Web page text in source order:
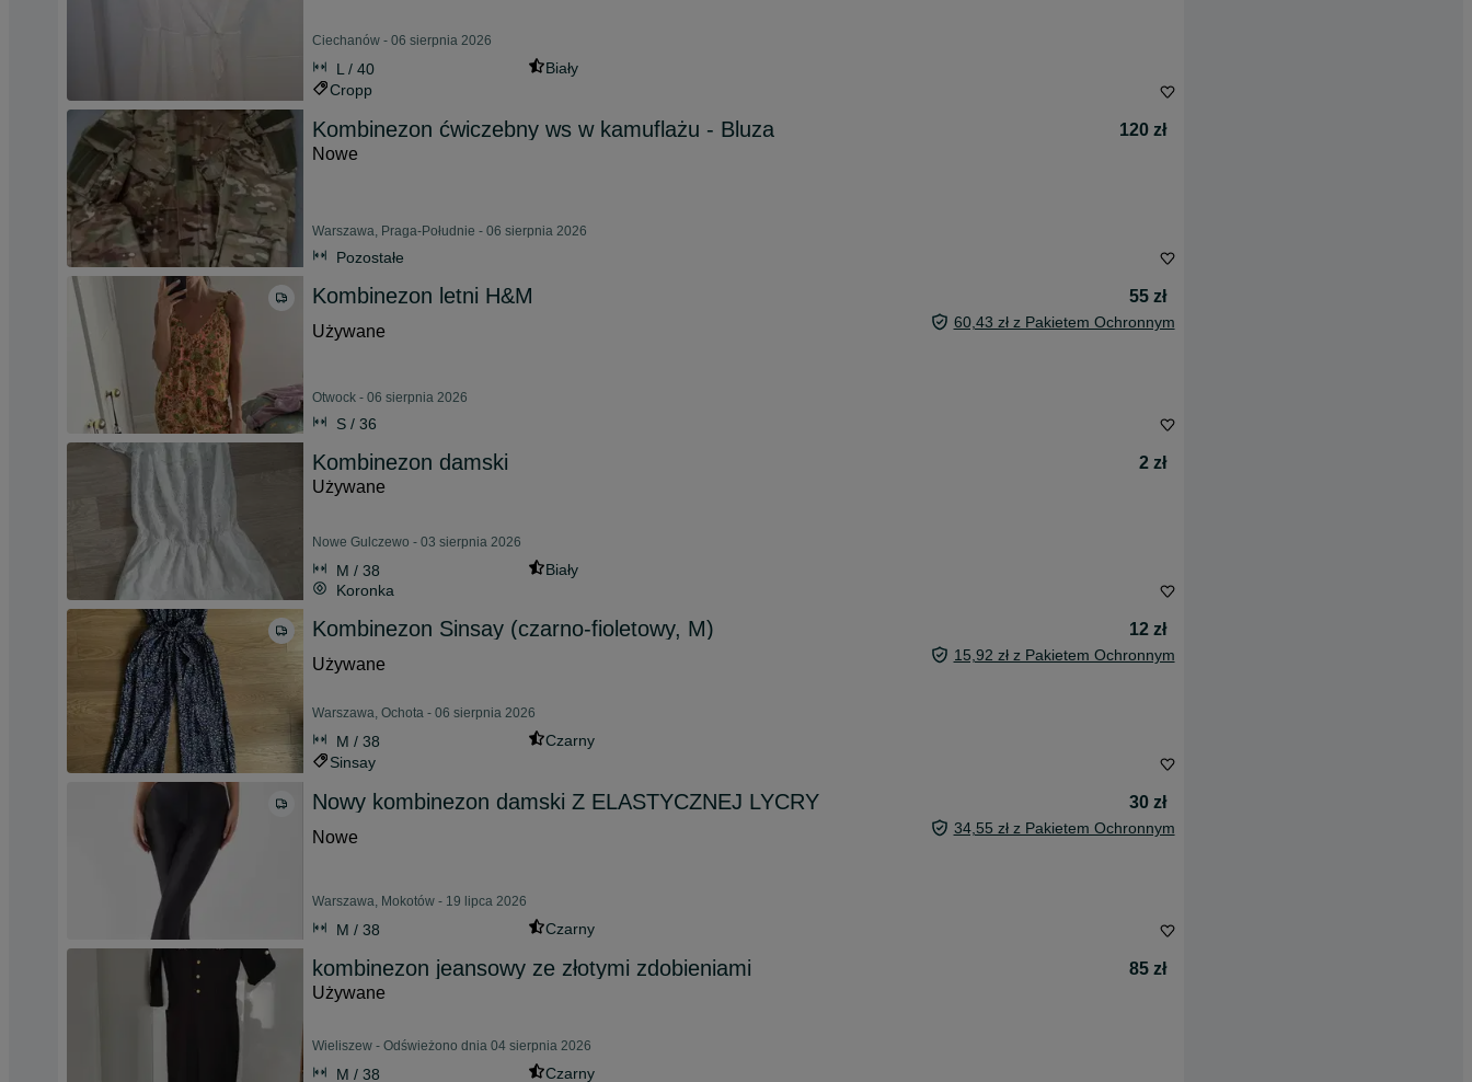
Ciechanów - 06 sierpnia 2026
L / 40
Biały
Cropp
Kombinezon ćwiczebny ws w kamuflażu - Bluza
120 zł
Nowe
Warszawa, Praga-Południe - 06 sierpnia 2026
Pozostałe
Kombinezon letni H&M
55 zł
Używane
60,43 zł z Pakietem Ochronnym
Otwock - 06 sierpnia 2026
S / 36
Kombinezon damski
2 zł
Używane
Nowe Gulczewo - 03 sierpnia 2026
M / 38
Biały
Koronka
Kombinezon Sinsay (czarno-fioletowy, M)
12 zł
Używane
15,92 zł z Pakietem Ochronnym
Warszawa, Ochota - 06 sierpnia 2026
M / 38
Czarny
Sinsay
Nowy kombinezon damski Z ELASTYCZNEJ LYCRY
30 zł
Nowe
34,55 zł z Pakietem Ochronnym
Warszawa, Mokotów - 19 lipca 2026
M / 38 Czarny
kombinezon jeansowy ze złotymi zdobieniami
85 zł
Używane
Wieliszew - Odświeżono dnia 04 sierpnia 2026
M / 38 Czarny